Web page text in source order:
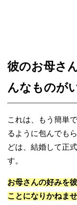
彼のお母さ
んなものが
これは、もう簡単
るように包んでも
どは、結婚して正
す。
お母さんの好みを
ことになりかねま